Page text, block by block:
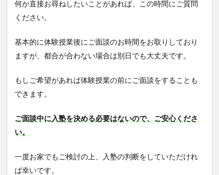
何か直接お尋ねしたいことがあれば、この時間にご質問
ください。
基本的に体験授業後にご面談のお時間をお取りしており
ますが、都合が合わない場合は別日でも大丈夫です。
もしご希望があれば体験授業の前にご面談をすることも
できます。
ご面談中に入塾を決める必要はないので、ご安心くださ
い。
一度お家でもご検討の上、入塾の判断をしていただけれ
ば幸いです。